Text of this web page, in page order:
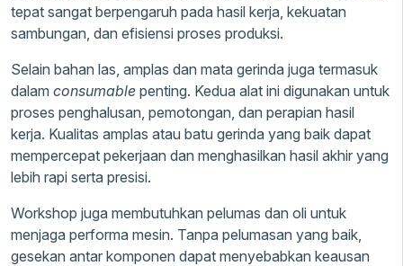
tepat sangat berpengaruh pada hasil kerja, kekuatan
sambungan, dan efisiensi proses produksi.
Selain bahan las, amplas dan mata gerinda juga termasuk
dalam consumable penting. Kedua alat ini digunakan untuk
proses penghalusan, pemotongan, dan perapian hasil
kerja. Kualitas amplas atau batu gerinda yang baik dapat
mempercepat pekerjaan dan menghasilkan hasil akhir yang
lebih rapi serta presisi.
Workshop juga membutuhkan pelumas dan oli untuk
menjaga performa mesin. Tanpa pelumasan yang baik,
gesekan antar komponen dapat menyebabkan keausan